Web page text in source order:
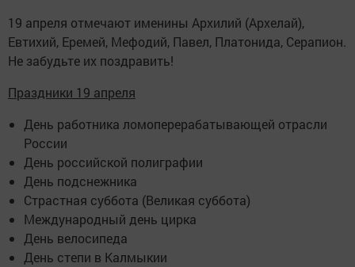
19 апреля отмечают именины Архилий (Архелай),
Евтихий, Еремей, Мефодий, Павел, Платонида, Серапион.
Не забудьте их поздравить!
Праздники 19 апреля
День работника ломоперерабатывающей отрасли
России
День российской полиграфии
День подснежника
Страстная суббота (Великая суббота)
Международный день цирка
День велосипеда
День степи в Калмыкии